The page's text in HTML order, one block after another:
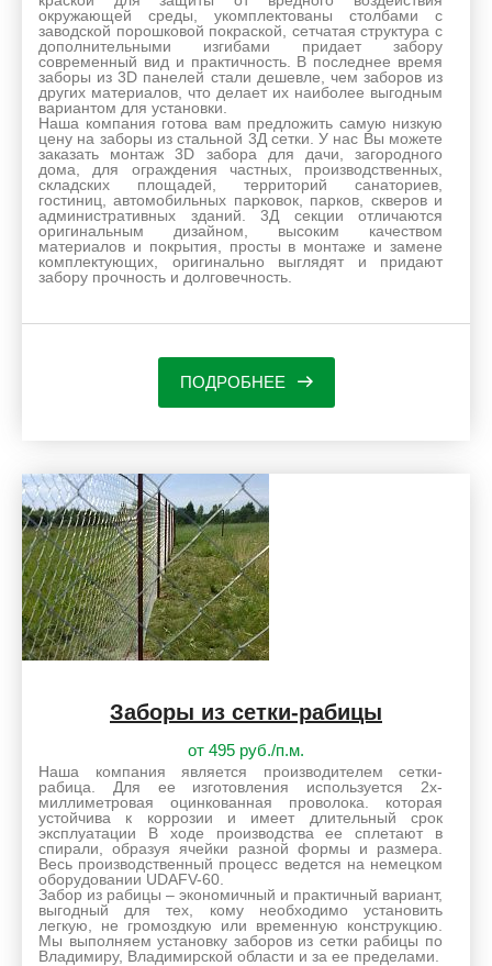
окружающей среды, укомплектованы столбами с
заводской порошковой покраской, сетчатая структура с
дополнительными изгибами придает забору
современный вид и практичность. В последнее время
заборы из 3D панелей стали дешевле, чем заборов из
других материалов, что делает их наиболее выгодным
вариантом для установки.
Наша компания готова вам предложить самую низкую
цену на заборы из стальной 3Д сетки. У нас Вы можете
заказать монтаж 3D забора для дачи, загородного
дома, для ограждения частных, производственных,
складских площадей, территорий санаториев,
гостиниц, автомобильных парковок, парков, скверов и
административных зданий. 3Д секции отличаются
оригинальным дизайном, высоким качеством
материалов и покрытия, просты в монтаже и замене
комплектующих, оригинально выглядят и придают
забору прочность и долговечность.
ПОДРОБНЕЕ
Заборы из сетки-рабицы
от 495 руб./п.м.
Наша компания является производителем сетки-
рабица. Для ее изготовления используется 2х-
миллиметровая оцинкованная проволока. которая
устойчива к коррозии и имеет длительный срок
эксплуатации В ходе производства ее сплетают в
спирали, образуя ячейки разной формы и размера.
Весь производственный процесс ведется на немецком
оборудовании UDAFV-60.
Забор из рабицы – экономичный и практичный вариант,
выгодный для тех, кому необходимо установить
легкую, не громоздкую или временную конструкцию.
Мы выполняем установку заборов из сетки рабицы по
Владимиру, Владимирской области и за ее пределами.